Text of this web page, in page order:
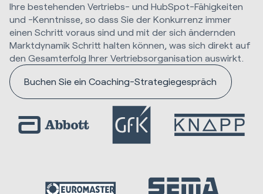
Ihre bestehenden Vertriebs- und HubSpot-Fähigkeiten
und -Kenntnisse, so dass Sie der Konkurrenz immer
einen Schritt voraus sind und mit der sich ändernden
Marktdynamik Schritt halten können, was sich direkt auf
den Gesamterfolg Ihrer Vertriebsorganisation auswirkt.
Buchen Sie ein Coaching-Strategiegespräch